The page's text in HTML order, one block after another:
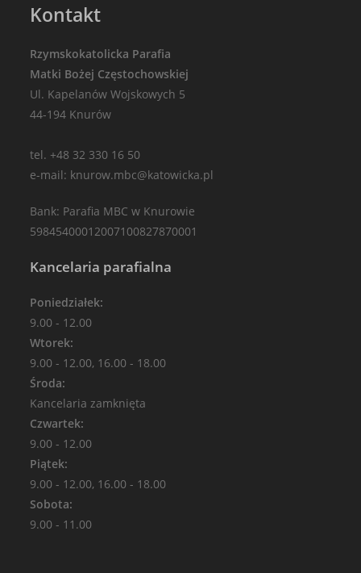
Kontakt
Rzymskokatolicka Parafia
Matki Bożej Częstochowskiej
Ul. Kapelanów Wojskowych 5
44-194 Knurów
tel. +48 32 330 16 50
e-mail: knurow.mbc@katowicka.pl
Bank: Parafia MBC w Knurowie
59845400012007100827870001
Kancelaria parafialna
Poniedziałek:
9.00 - 12.00
Wtorek:
9.00 - 12.00, 16.00 - 18.00
Środa:
Kancelaria zamknięta
Czwartek:
9.00 - 12.00
Piątek:
9.00 - 12.00, 16.00 - 18.00
Sobota:
9.00 - 11.00